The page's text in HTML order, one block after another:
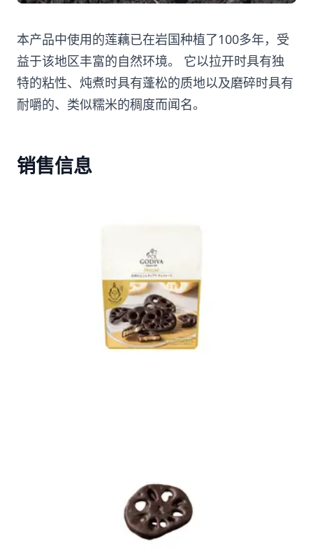
本产品中使用的莲藕已在岩国种植了100多年，受
益于该地区丰富的自然环境。 它以拉开时具有独
特的粘性、炖煮时具有蓬松的质地以及磨碎时具有
耐嚼的、类似糯米的稠度而闻名。
销售信息